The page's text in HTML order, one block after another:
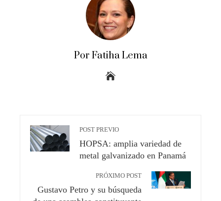
Por Fatiha Lema
POST PREVIO
HOPSA: amplia variedad de
metal galvanizado en Panamá
PRÓXIMO POST
Gustavo Petro y su búsqueda